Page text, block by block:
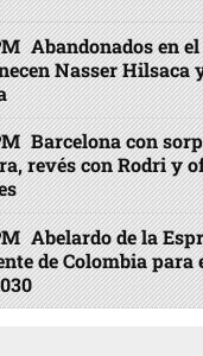
Abandonados en
Nasser Hilsaca
Barcelona con
revés con Rodri y
Abelardo de la
de Colombia para